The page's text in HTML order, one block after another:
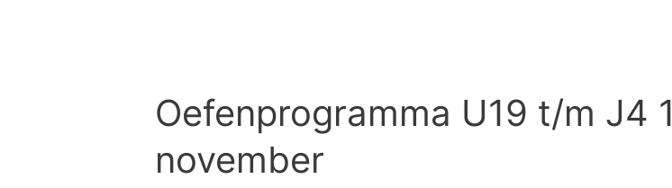
Oefenprogramma U19 t/m J4 1
november
t/m
J4
1
november